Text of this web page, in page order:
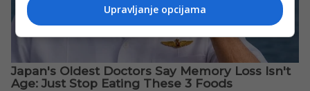
Upravljanje opcijama